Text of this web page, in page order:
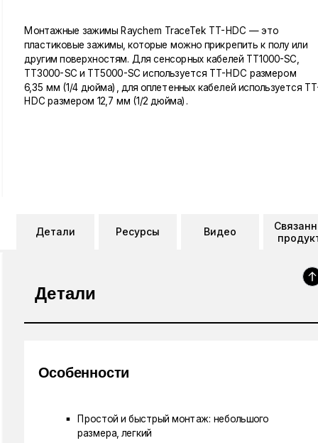
Монтажные зажимы Raychem TraceTek TT-HDC — это
пластиковые зажимы, которые можно прикрепить к полу или
другим поверхностям. Для сенсорных кабелей TT1000-SC,
TT3000-SC и TT5000-SC используется TT-HDC размером
6,35 мм (1/4 дюйма), для оплетенных кабелей используется
HDC размером 12,7 мм (1/2 дюйма).
Детали Ресурсы Видео
Детали
Особенности
Простой и быстрый монтаж: небольшого
размера, легкий